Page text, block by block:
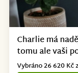
Charlie má
tomu ale vaši
Vybráno 26 620 Kč